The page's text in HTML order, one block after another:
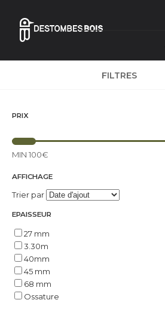
FILTRES
PRIX
MIN 100€
AFFICHAGE
Trier par
EPAISSEUR
27 mm
3.30m
40mm
45 mm
68 mm
Ossature